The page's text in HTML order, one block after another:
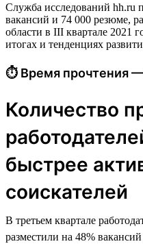
Служба исследований hh.ru
вакансий и 74 000 резюме,
области в III квартале 2021
итогах и тенденциях
⏱ Время прочтения
Количество
быстрее
соискателей
В третьем квартале
разместили на 48%